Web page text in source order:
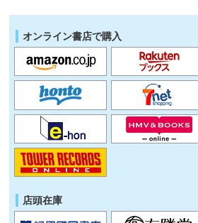
オンライン書店で購入
店頭在庫